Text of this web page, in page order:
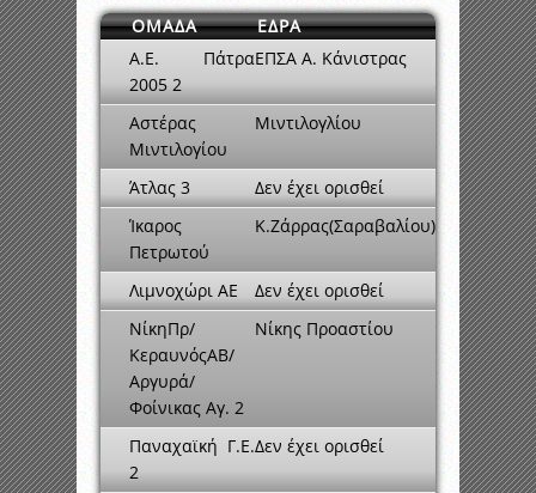
ΟΜΑΔΑ
ΕΔΡΑ
Α.Ε. Πάτρα
2005 2
ΕΠΣΑ Α. Κάνιστρας
Αστέρας
Μιντιλογίου
Μιντιλογλίου
Άτλας 3
Δεν έχει ορισθεί
Ίκαρος
Πετρωτού
Κ.Ζάρρας(Σαραβαλίου)
Λιμνοχώρι ΑΕ
Δεν έχει ορισθεί
ΝίκηΠρ/
ΚεραυνόςΑΒ/
Αργυρά/
Φοίνικας Αγ. 2
Νίκης Προαστίου
Παναχαϊκή Γ.Ε.
2
Δεν έχει ορισθεί